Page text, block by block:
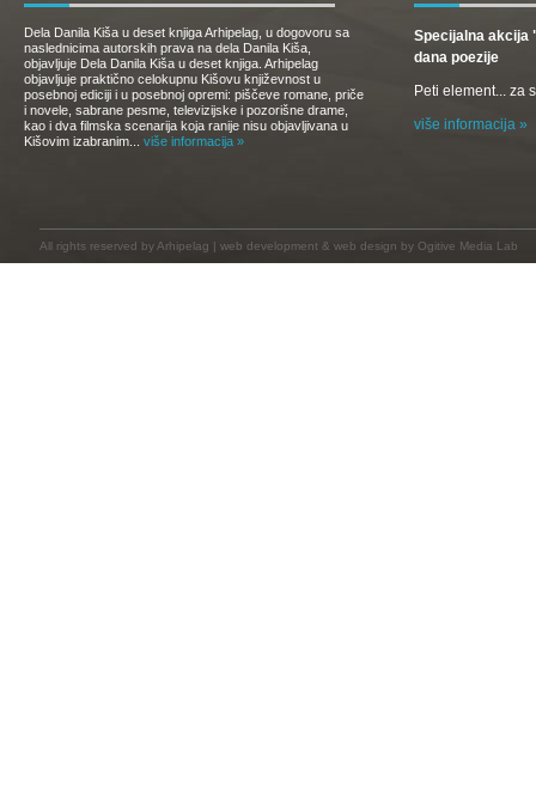
Dela Danila Kiša u deset knjiga Arhipelag, u dogovoru sa
naslednicima autorskih prava na dela Danila Kiša,
objavljuje Dela Danila Kiša u deset knjiga. Arhipelag
objavljuje praktično celokupnu Kišovu književnost u
posebnoj ediciji i u posebnoj opremi: piščeve romane, priče
i novele, sabrane pesme, televizijske i pozorišne drame,
kao i dva filmska scenarija koja ranije nisu objavljivana u
Kišovim izabranim... više informacija »
Specijalna akcija
dana poezije
Peti element... za
više informacija »
All rights reserved by Arhipelag | web development & web design by Ogitive Media Lab